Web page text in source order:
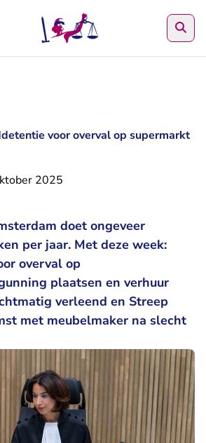
voor overval op supermarkt
2025
doet ongeveer
per jaar. Met deze week:
overval op
plaatsen en verhuur
verleend en Streep
met meubelmaker na slecht